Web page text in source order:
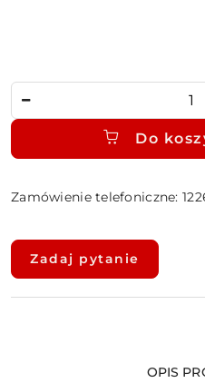
Do
Zamówienie telefoniczne:
Dostępność
dostawa
Zadaj pytanie
OPIS